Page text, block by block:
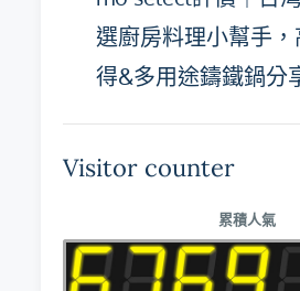
選廚房料理小幫手
得&多用途鑄鐵鍋分
Visitor counter
累積人氣